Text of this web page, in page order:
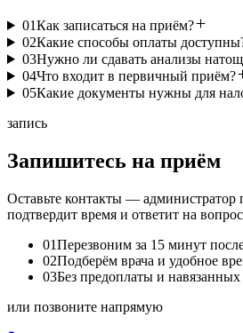
01Как записаться на приём?
02Какие способы оплаты
03Нужно ли сдавать анализы
04Что входит в первичный приём?
05Какие документы нужны для
запись
Запишитесь на приём
Оставьте контакты — администратор
подтвердит время и ответит на
01Перезвоним за 15 минут
02Подберём врача и удобное
03Без предоплаты и навязанных
или позвоните напрямую